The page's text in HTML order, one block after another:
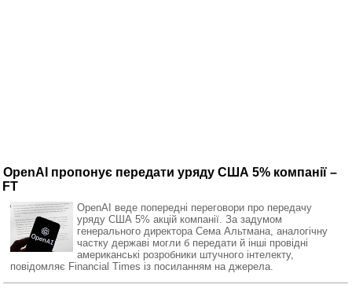
OpenAI пропонує передати уряду США 5% компанії –
FT
OpenAI веде попередні переговори про передачу
уряду США 5% акцій компанії. За задумом
генерального директора Сема Альтмана, аналогічну
частку державі могли б передати й інші провідні
американські розробники штучного інтелекту,
повідомляє Financial Times із посиланням на джерела.